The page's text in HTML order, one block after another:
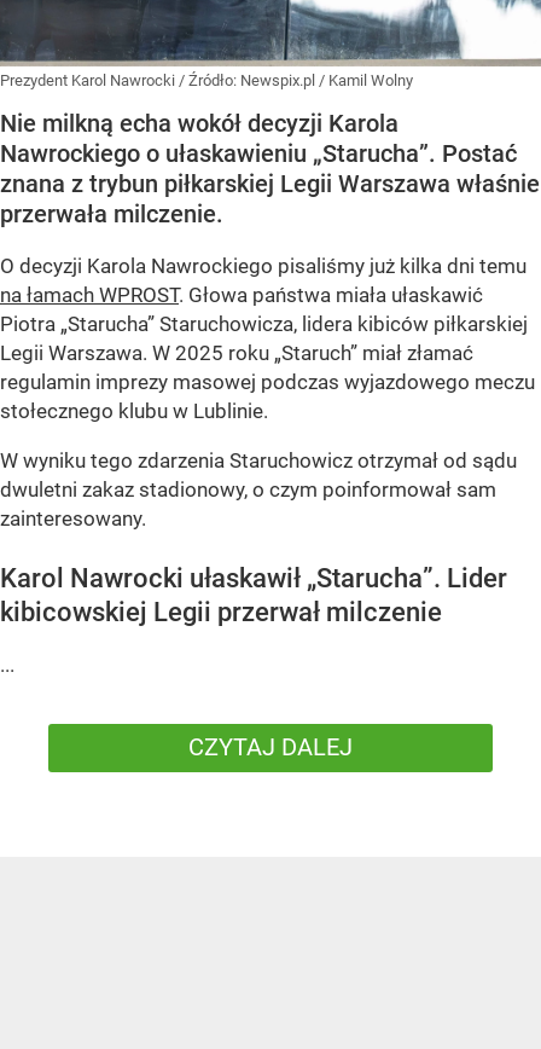
Prezydent Karol Nawrocki / Źródło: Newspix.pl / Kamil Wolny
Nie milkną echa wokół decyzji Karola
Nawrockiego o ułaskawieniu „Starucha”. Postać
znana z trybun piłkarskiej Legii Warszawa właśnie
przerwała milczenie.
O decyzji Karola Nawrockiego pisaliśmy już kilka dni temu
na łamach WPROST. Głowa państwa miała ułaskawić
Piotra „Starucha” Staruchowicza, lidera kibiców piłkarskiej
Legii Warszawa. W 2025 roku „Staruch” miał złamać
regulamin imprezy masowej podczas wyjazdowego meczu
stołecznego klubu w Lublinie.
W wyniku tego zdarzenia Staruchowicz otrzymał od sądu
dwuletni zakaz stadionowy, o czym poinformował sam
zainteresowany.
Karol Nawrocki ułaskawił „Starucha”. Lider
kibicowskiej Legii przerwał milczenie
...
CZYTAJ DALEJ